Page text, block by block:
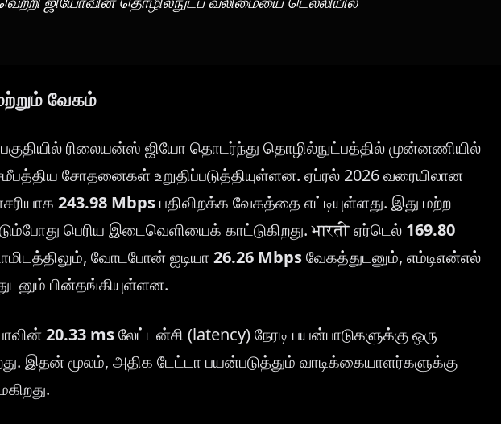
வேகம்
ரிலையன்ஸ் ஜியோ தொடர்ந்து தொழில்நுட்பத்தில் முன்னணியில்
சோதனைகள் உறுதிப்படுத்தியுள்ளன. ஏப்ரல் 2026 வரையிலான
243.98 Mbpsபதிவிறக்க வேகத்தை எட்டியுள்ளது. இது மற்ற
பெரிய இடைவெளியைக் காட்டுகிறது. भारती ஏர்டெல் 169.80
வோடபோன் ஐடியா 26.26 Mbpsவேகத்துடனும், எம்டிஎன்எல்
பின்தங்கியுள்ளன.
20.33 msலேட்டன்சி (latency) நேரடி பயன்பாடுகளுக்கு ஒரு
இதன் மூலம், அதிக டேட்டா பயன்படுத்தும் வாடிக்கையாளர்களுக்கு